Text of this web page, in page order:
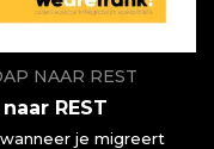
NAAR REST
REST
je migreert